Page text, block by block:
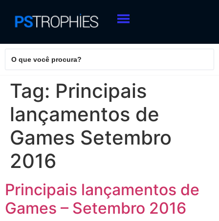
Tag: Principais
lançamentos de
Games Setembro
2016
Principais lançamentos de
Games – Setembro 2016